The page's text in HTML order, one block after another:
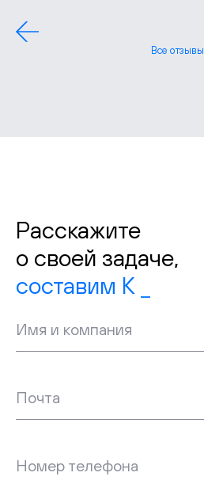
Все отзывы
Расскажите
о своей задаче,
н
Имя и компания
Почта
Номер телефона